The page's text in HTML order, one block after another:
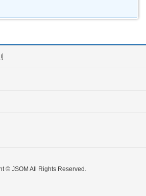
© JSOM All Rights Reserved.